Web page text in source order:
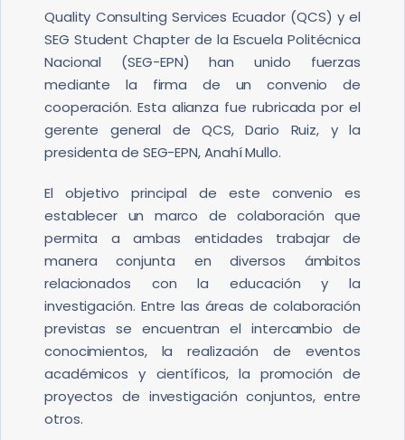
Quality Consulting Services Ecuador (QCS) y el
SEG Student Chapter de la Escuela Politécnica
Nacional (SEG-EPN) han unido fuerzas
mediante la firma de un convenio de
cooperación. Esta alianza fue rubricada por el
gerente general de QCS, Dario Ruiz, y la
presidenta de SEG-EPN, Anahí Mullo.
El objetivo principal de este convenio es
establecer un marco de colaboración que
permita a ambas entidades trabajar de
manera conjunta en diversos ámbitos
relacionados con la educación y la
investigación. Entre las áreas de colaboración
previstas se encuentran el intercambio de
conocimientos, la realización de eventos
académicos y científicos, la promoción de
proyectos de investigación conjuntos, entre
otros.